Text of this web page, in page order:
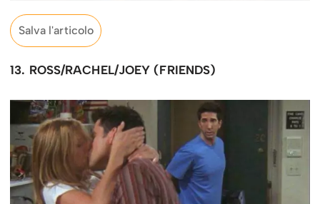
Salva l'articolo
13. ROSS/RACHEL/JOEY (FRIENDS)